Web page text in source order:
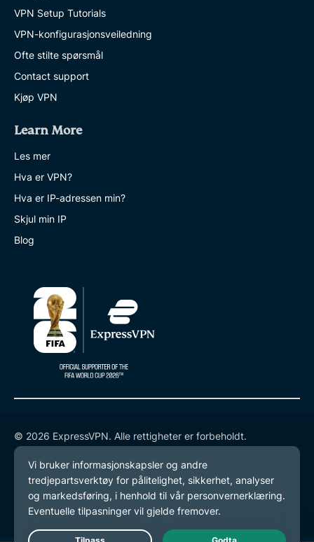
VPN Setup Tutorials
VPN-konfigurasjonsveiledning
Ofte stilte spørsmål
Contact support
Kjøp VPN
Learn More
Les mer
Hva er VPN?
Hva er IP-adressen min?
Skjul min IP
Blog
© 2026 ExpressVPN. Alle rettigheter er forbeholdt.
Retningslinjer for personvern
Tjenestevilkår
endre preferansene dine